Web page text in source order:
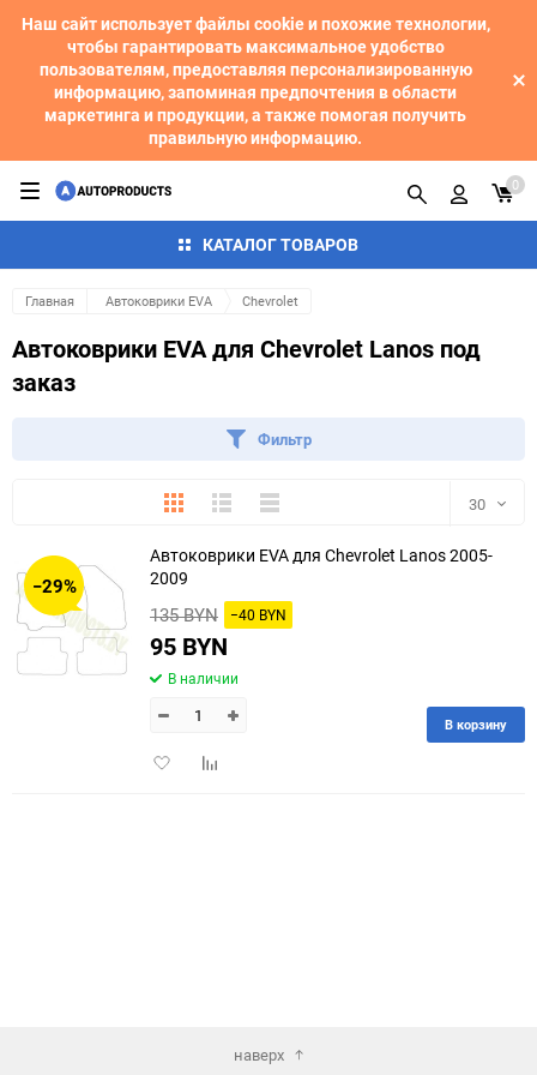
Наш сайт использует файлы cookie и похожие технологии,
чтобы гарантировать максимальное удобство
пользователям, предоставляя персонализированную
информацию, запоминая предпочтения в области
маркетинга и продукции, а также помогая получить
правильную информацию.
КАТАЛОГ ТОВАРОВ
0
Главная Автоковрики EVA Chevrolet
Автоковрики EVA для Chevrolet Lanos под
заказ
Фильтр
ПлиткаПодробноКомпактно 30
30
150
−29%
Автоковрики EVA для Chevrolet Lanos 2005-
2009
135 BYN −40 BYN
95 BYN
В наличии
ДобавитьДобавить
В корзину
наверх